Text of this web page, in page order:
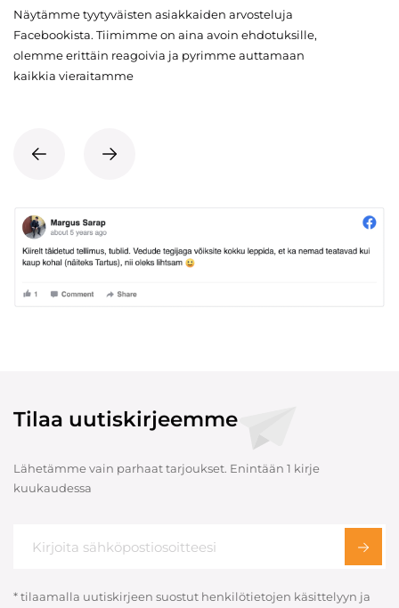
Näytämme tyytyväisten asiakkaiden arvosteluja
Facebookista. Tiimimme on aina avoin ehdotuksille,
olemme erittäin reagoivia ja pyrimme auttamaan
kaikkia vieraitamme
Tilaa uutiskirjeemme
Lähetämme vain parhaat tarjoukset. Enintään 1 kirje
kuukaudessa
* tilaamalla uutiskirjeen suostut henkilötietojen käsittelyyn ja